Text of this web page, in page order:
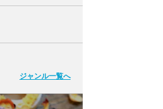
ジャンル一覧へ